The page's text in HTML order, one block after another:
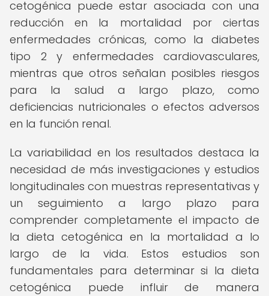
cetogénica puede estar asociada con una
reducción en la mortalidad por ciertas
enfermedades crónicas, como la diabetes
tipo 2 y enfermedades cardiovasculares,
mientras que otros señalan posibles riesgos
para la salud a largo plazo, como
deficiencias nutricionales o efectos adversos
en la función renal.
La variabilidad en los resultados destaca la
necesidad de más investigaciones y estudios
longitudinales con muestras representativas y
un seguimiento a largo plazo para
comprender completamente el impacto de
la dieta cetogénica en la mortalidad a lo
largo de la vida. Estos estudios son
fundamentales para determinar si la dieta
cetogénica puede influir de manera